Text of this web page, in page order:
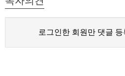
로그인한 회원만 댓글